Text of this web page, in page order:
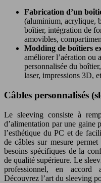
Fabrication d’un
(aluminium, acrylique,
boîtier, intégration de
amovibles,
Modding de boîtiers
améliorer l’aération ou
personnalisée du
laser, impressions 3D,
Câbles personnalisés
Le sleeving consiste à
d’alimentation par une gaine
l’esthétique du PC et de
de câbles sur mesure
besoins spécifiques de la
de qualité supérieure. Le
professionnel, en accord
Découvrez l’art du sleeving